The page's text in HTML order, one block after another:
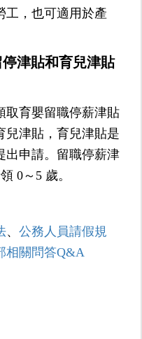
工，也可適用於產
津貼和育兒津貼
取育嬰留職停薪津貼
兒津貼，育兒津貼是
出申請。留職停薪津
0～5 歲。
、 公務人員請假規
相關問答Q&A